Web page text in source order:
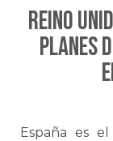
REINO
planes
España es